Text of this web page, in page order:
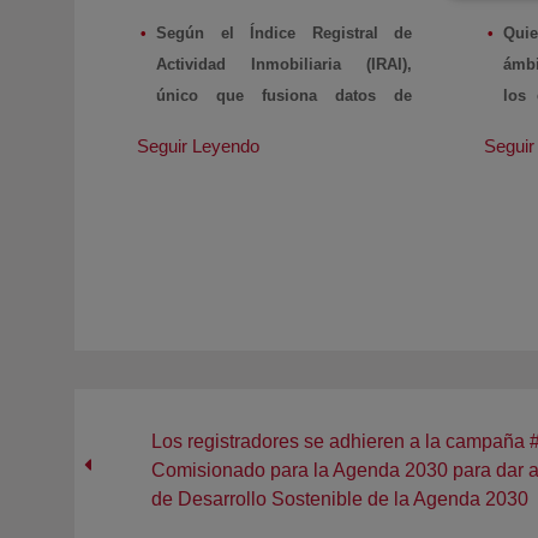
Según el Índice Registral de
Actividad Inmobiliaria (IRAI),
único que fusiona datos de
actividad del sector de la
Registradores elabora un trimestre
más el Índice Registral de Actividad
Inmobiliaria (IRAI),único que
Seguir Leyendo
los
Los registradores se adhieren a la campaña
Comisionado para la Agenda 2030 para dar
de Desarrollo Sostenible de la Agenda 2030